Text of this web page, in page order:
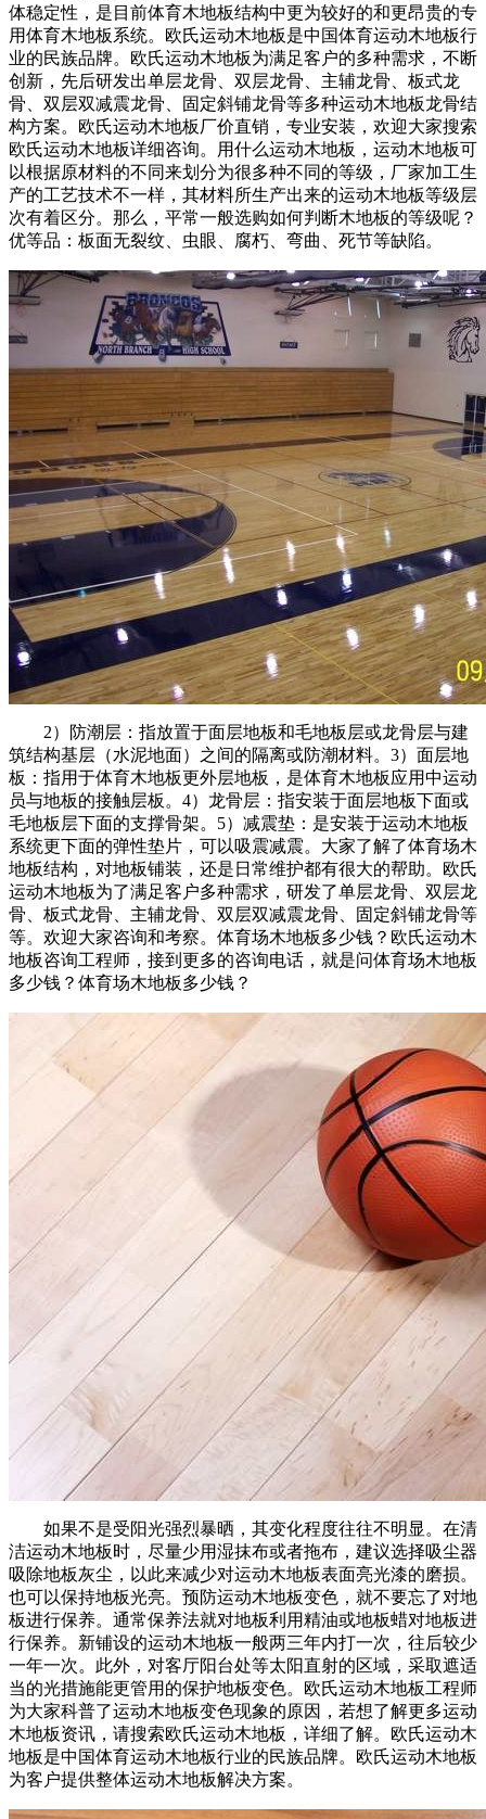
体稳定性，是目前体育木地板结构中更为较好的和更昂贵的专
用体育木地板系统。欧氏运动木地板是中国体育运动木地板行
业的民族品牌。欧氏运动木地板为满足客户的多种需求，不断
创新，先后研发出单层龙骨、双层龙骨、主辅龙骨、板式龙
骨、双层双减震龙骨、固定斜铺龙骨等多种运动木地板龙骨结
构方案。欧氏运动木地板厂价直销，专业安装，欢迎大家搜索
欧氏运动木地板详细咨询。用什么运动木地板，运动木地板可
以根据原材料的不同来划分为很多种不同的等级，厂家加工生
产的工艺技术不一样，其材料所生产出来的运动木地板等级层
次有着区分。那么，平常一般选购如何判断木地板的等级呢？
优等品：板面无裂纹、虫眼、腐朽、弯曲、死节等缺陷。
2）防潮层：指放置于面层地板和毛地板层或龙骨层与建
筑结构基层（水泥地面）之间的隔离或防潮材料。3）面层地
板：指用于体育木地板更外层地板，是体育木地板应用中运动
员与地板的接触层板。4）龙骨层：指安装于面层地板下面或
毛地板层下面的支撑骨架。5）减震垫：是安装于运动木地板
系统更下面的弹性垫片，可以吸震减震。大家了解了体育场木
地板结构，对地板铺装，还是日常维护都有很大的帮助。欧氏
运动木地板为了满足客户多种需求，研发了单层龙骨、双层龙
骨、板式龙骨、主辅龙骨、双层双减震龙骨、固定斜铺龙骨等
等。欢迎大家咨询和考察。体育场木地板多少钱？欧氏运动木
地板咨询工程师，接到更多的咨询电话，就是问体育场木地板
多少钱？体育场木地板多少钱？
如果不是受阳光强烈暴晒，其变化程度往往不明显。在清
洁运动木地板时，尽量少用湿抹布或者拖布，建议选择吸尘器
吸除地板灰尘，以此来减少对运动木地板表面亮光漆的磨损。
也可以保持地板光亮。预防运动木地板变色，就不要忘了对地
板进行保养。通常保养法就对地板利用精油或地板蜡对地板进
行保养。新铺设的运动木地板一般两三年内打一次，往后较少
一年一次。此外，对客厅阳台处等太阳直射的区域，采取遮适
当的光措施能更管用的保护地板变色。欧氏运动木地板工程师
为大家科普了运动木地板变色现象的原因，若想了解更多运动
木地板资讯，请搜索欧氏运动木地板，详细了解。欧氏运动木
地板是中国体育运动木地板行业的民族品牌。欧氏运动木地板
为客户提供整体运动木地板解决方案。